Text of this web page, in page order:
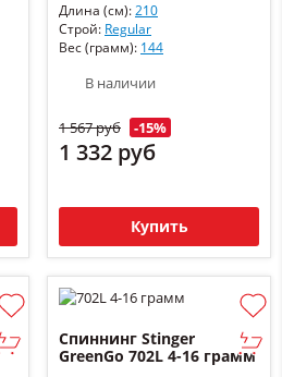
Длина (см):210
Строй: Regular
Вес (грамм): 144
В наличии
1 567 руб -15%
1 332 руб
Купить
Спиннинг Stinger
GreenGo 702L 4-16 грамм